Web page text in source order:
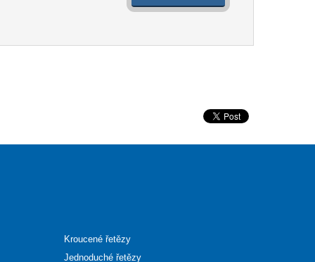
Kroucené řetězy
Jednoduché řetězy